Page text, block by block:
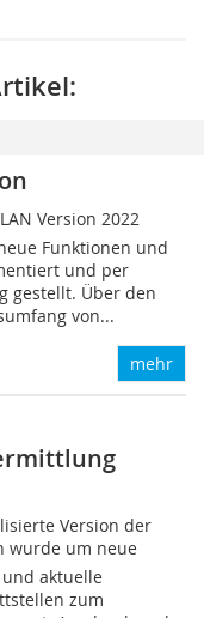
Version 2022
Funktionen und
und per
gestellt. Über den
von...
mehr
Version der
wurde um neue
aktuelle
zum